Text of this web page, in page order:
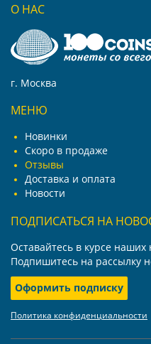
О НАС
г. Москва
МЕНЮ
Новинки
Скоро в продаже
Отзывы
Доставка и оплата
Новости
ПОДПИСАТЬСЯ НА
Оставайтесь в курсе наших
Подпишитесь на рассылку
Оформить подписку
Политика конфиденциальности